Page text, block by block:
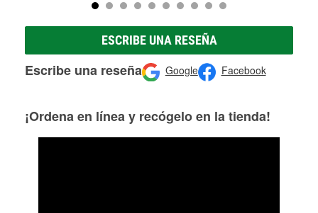
ESCRIBE UNA RESEÑA
Escribe una reseña Google Facebook
¡Ordena en línea y recógelo en la tienda!